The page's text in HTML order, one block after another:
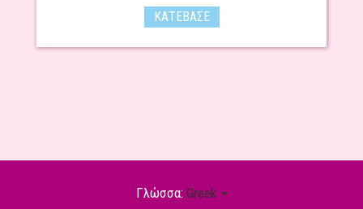
ΚΑΤΈΒΑΣΕ
Γλώσσα: Greek